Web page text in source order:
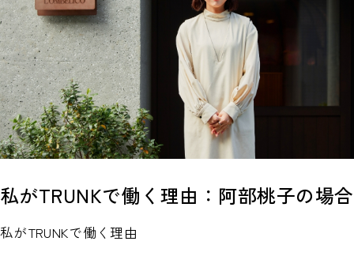
私がTRUNKで働く理由：阿部桃子の場合
私がTRUNKで働く理由